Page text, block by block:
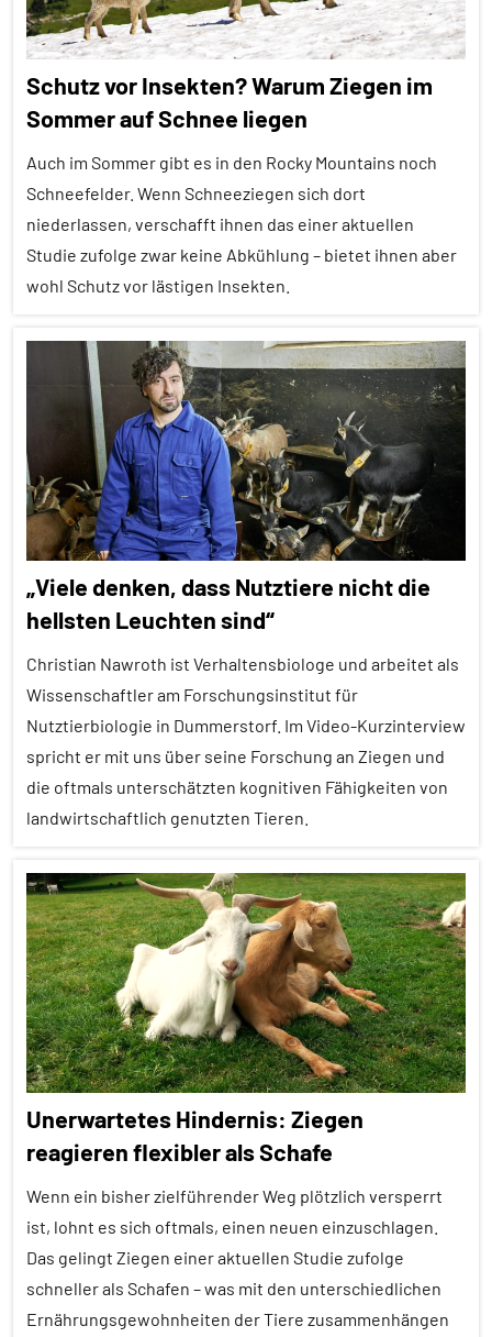
Schutz vor Insekten? Warum Ziegen im
Sommer auf Schnee liegen
Auch im Sommer gibt es in den Rocky Mountains noch
Schneefelder. Wenn Schneeziegen sich dort
niederlassen, verschafft ihnen das einer aktuellen
Studie zufolge zwar keine Abkühlung – bietet ihnen aber
wohl Schutz vor lästigen Insekten.
Themen
Alle
Tiergruppen
Forschung
aktuell
In
Kürze
Säugetiere
Wirbeltiere
„Viele denken, dass Nutztiere nicht die
hellsten Leuchten sind“
Christian Nawroth ist Verhaltensbiologe und arbeitet als
Wissenschaftler am Forschungsinstitut für
Nutztierbiologie in Dummerstorf. Im Video-Kurzinterview
spricht er mit uns über seine Forschung an Ziegen und
die oftmals unterschätzten kognitiven Fähigkeiten von
landwirtschaftlich genutzten Tieren.
Alle
Artikel
Alle
Themen
Alle
Tiergruppen
Haustiere
Interview
Lernen
und
Kognition
Mensch-
Tier-
Beziehung
Unerwartetes Hindernis: Ziegen
reagieren flexibler als Schafe
Wenn ein bisher zielführender Weg plötzlich versperrt
ist, lohnt es sich oftmals, einen neuen einzuschlagen.
Das gelingt Ziegen einer aktuellen Studie zufolge
schneller als Schafen – was mit den unterschiedlichen
Ernährungsgewohnheiten der Tiere zusammenhängen